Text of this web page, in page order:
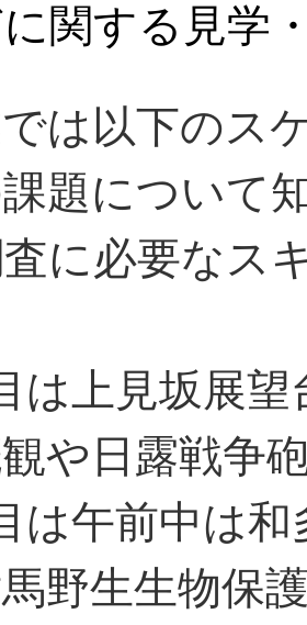
関する見学
は以下のス
題について
に必要なス
上見坂展望
や日露戦争
午前中は和
野生生物保